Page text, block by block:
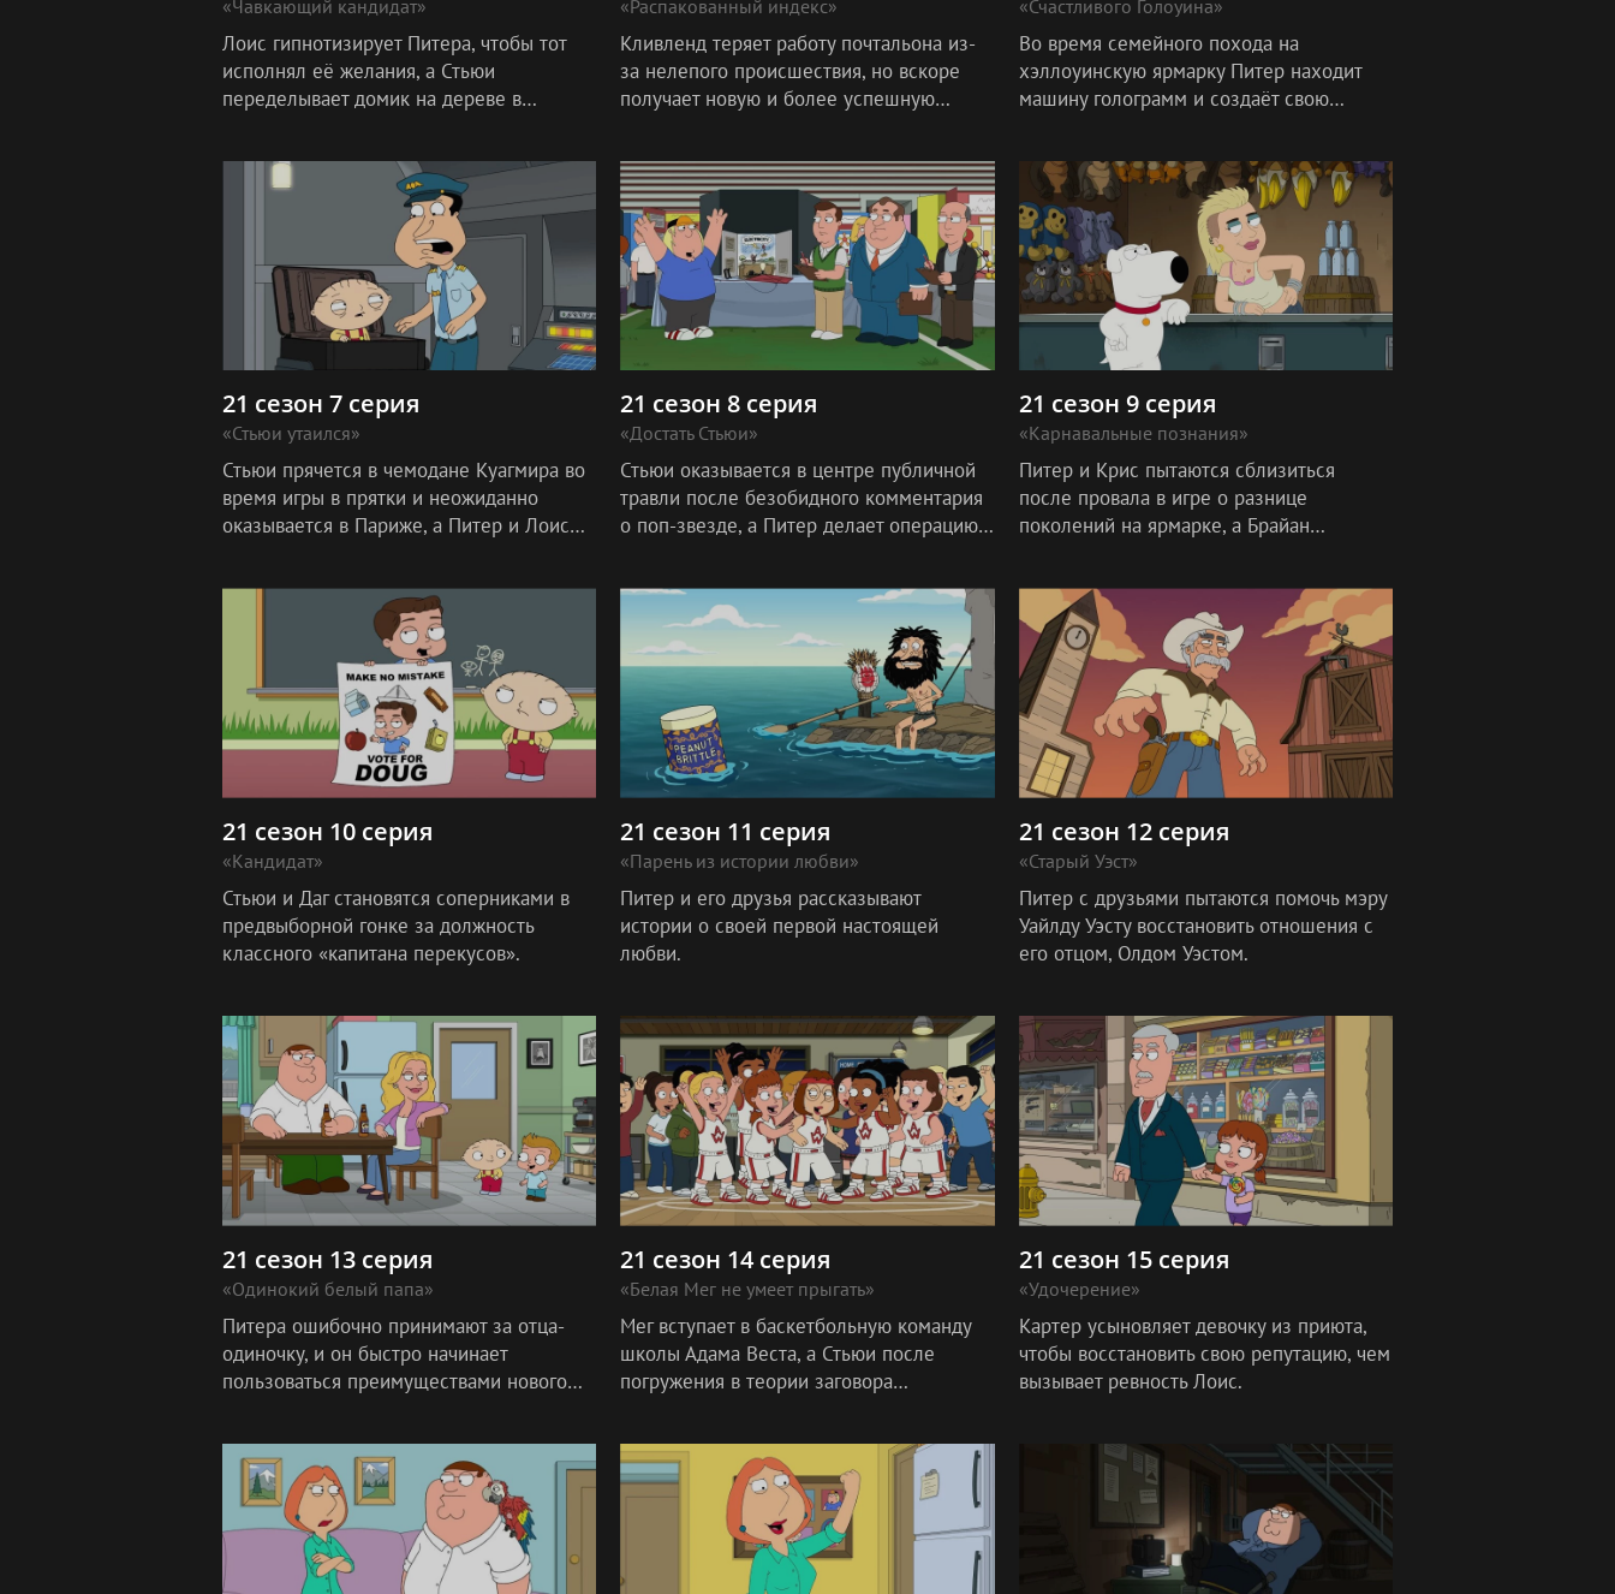
«Чавкающий кандидат»
Лоис гипнотизирует Питера, чтобы тот
исполнял её желания, а Стьюи
переделывает домик на дереве в
«Распакованный индекс»
Кливленд теряет работу почтальона из-
за нелепого происшествия, но вскоре
получает новую и более успешную
«Счастливого Голоуина»
Во время семейного похода на
хэллоуинскую ярмарку Питер находит
машину голограмм и создаёт свою
21 сезон 7 серия
«Стьюи утаился»
Стьюи прячется в чемодане Куагмира во
время игры в прятки и неожиданно
оказывается в Париже, а Питер и Лоис
21 сезон 8 серия
«Достать Стьюи»
Стьюи оказывается в центре публичной
травли после безобидного комментария
о поп-звезде, а Питер делает операцию
21 сезон 9 серия
«Карнавальные познания»
Питер и Крис пытаются сблизиться
после провала в игре о разнице
поколений на ярмарке, а Брайан
21 сезон 10 серия
«Кандидат»
Стьюи и Даг становятся соперниками в
предвыборной гонке за должность
классного «капитана перекусов».
21 сезон 11 серия
«Парень из истории любви»
Питер и его друзья рассказывают
истории о своей первой настоящей
любви.
21 сезон 12 серия
«Старый Уэст»
Питер с друзьями пытаются помочь мэру
Уайлду Уэсту восстановить отношения с
его отцом, Олдом Уэстом.
21 сезон 13 серия
«Одинокий белый папа»
Питера ошибочно принимают за отца-
одиночку, и он быстро начинает
пользоваться преимуществами нового
21 сезон 14 серия
«Белая Мег не умеет прыгать»
Мег вступает в баскетбольную команду
школы Адама Веста, а Стьюи после
погружения в теории заговора
21 сезон 15 серия
«Удочерение»
Картер усыновляет девочку из приюта,
чтобы восстановить свою репутацию, чем
вызывает ревность Лоис.